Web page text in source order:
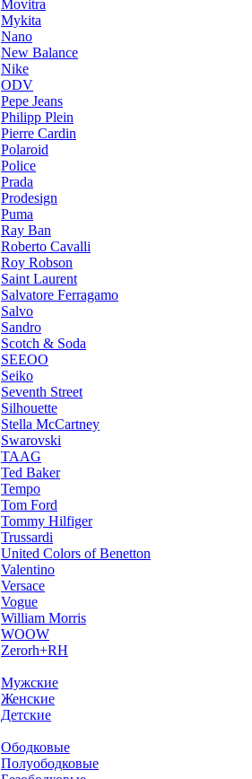
Movitra
Mykita
Nano
New Balance
Nike
ODV
Pepe Jeans
Philipp Plein
Pierre Cardin
Polaroid
Police
Prada
Prodesign
Puma
Ray Ban
Roberto Cavalli
Roy Robson
Saint Laurent
Salvatore Ferragamo
Salvo
Sandro
Scotch & Soda
SEEOO
Seiko
Seventh Street
Silhouette
Stella McCartney
Swarovski
TAAG
Ted Baker
Tempo
Tom Ford
Tommy Hilfiger
Trussardi
United Colors of Benetton
Valentino
Versace
Vogue
William Morris
WOOW
Zerorh+RH
Мужские
Женские
Детские
Ободковые
Полуободковые